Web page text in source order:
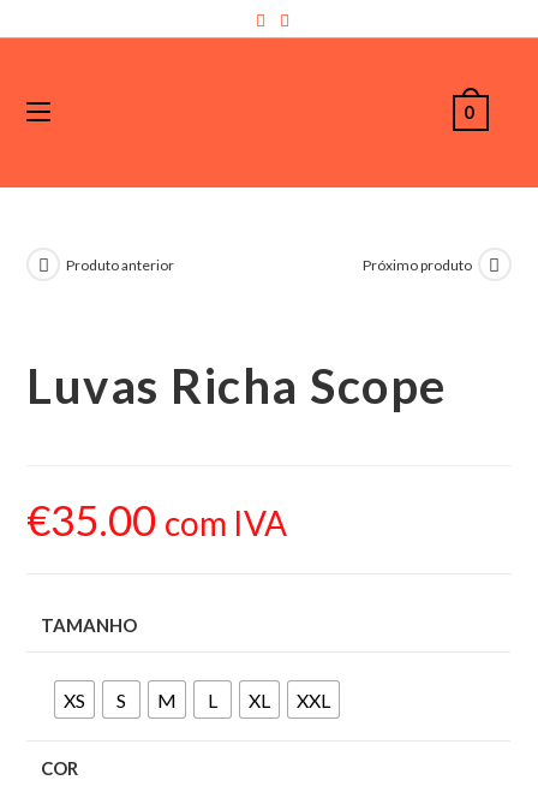
0
Produto anterior Próximo produto
Luvas Richa Scope
€35.00 com IVA
TAMANHO
XS S M L XL XXL
COR